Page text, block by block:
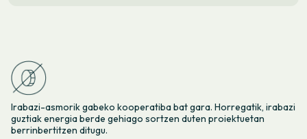
Irabazi-asmorik gabeko kooperatiba bat gara. Horregatik, irabazi
guztiak energia berde gehiago sortzen duten proiektuetan
berrinbertitzen ditugu.